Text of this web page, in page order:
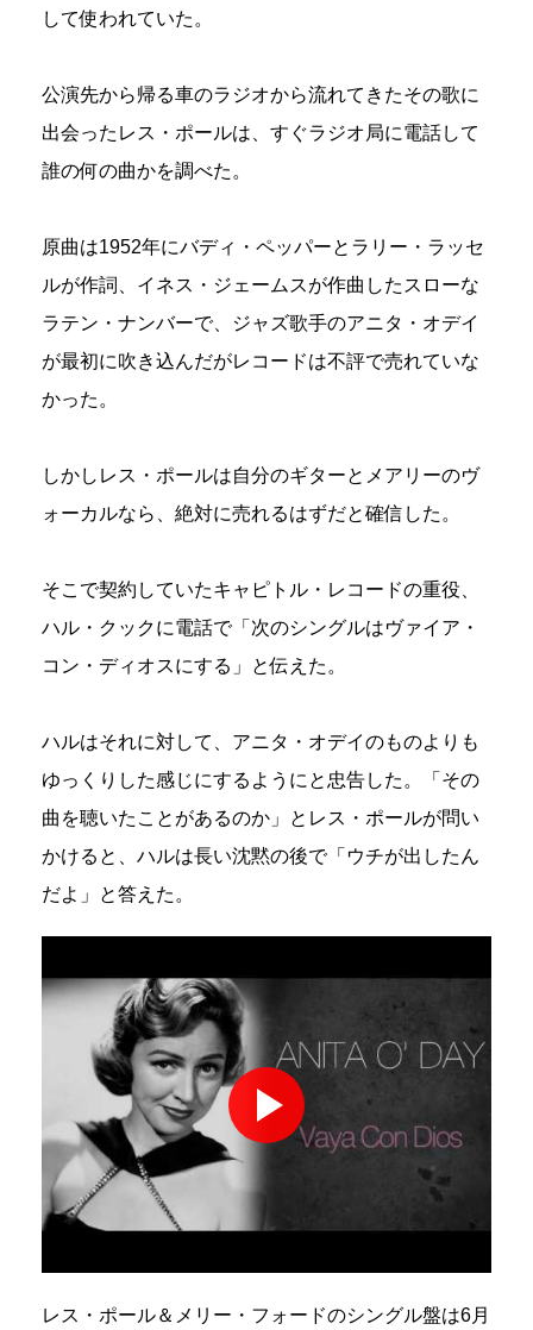
して使われていた。
公演先から帰る車のラジオから流れてきたその歌に
出会ったレス・ポールは、すぐラジオ局に電話して
誰の何の曲かを調べた。
原曲は1952年にバディ・ペッパーとラリー・ラッセ
ルが作詞、イネス・ジェームスが作曲したスローな
ラテン・ナンバーで、ジャズ歌手のアニタ・オデイ
が最初に吹き込んだがレコードは不評で売れていな
かった。
しかしレス・ポールは自分のギターとメアリーのヴ
ォーカルなら、絶対に売れるはずだと確信した。
そこで契約していたキャピトル・レコードの重役、
ハル・クックに電話で「次のシングルはヴァイア・
コン・ディオスにする」と伝えた。
ハルはそれに対して、アニタ・オデイのものよりも
ゆっくりした感じにするようにと忠告した。「その
曲を聴いたことがあるのか」とレス・ポールが問い
かけると、ハルは長い沈黙の後で「ウチが出したん
だよ」と答えた。
レス・ポール＆メリー・フォードのシングル盤は6月